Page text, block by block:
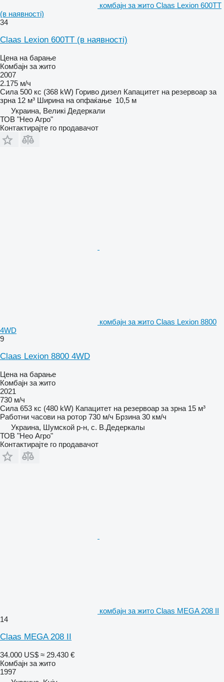
комбајн за жито Claas Lexion 600TT
(в наявності)
34
Claas Lexion 600TT (в наявності)
Цена на барање
Комбајн за жито
2007
2.175 м/ч
Сила 500 кс (368 kW) Гориво дизел Капацитет на резервоар за
зрна 12 м³ Ширина на опфаќање 10,5 м
Украина, Великі Дедеркали
ТОВ "Нео Агро"
Контактирајте го продавачот
комбајн за жито Claas Lexion 8800
4WD
9
Claas Lexion 8800 4WD
Цена на барање
Комбајн за жито
2021
730 м/ч
Сила 653 кс (480 kW) Капацитет на резервоар за зрна 15 м³
Работни часови на ротор 730 м/ч Брзина 30 км/ч
Украина, Шумской р-н, с. В.Дедеркалы
ТОВ "Нео Агро"
Контактирајте го продавачот
комбајн за жито Claas MEGA 208 II
14
Claas MEGA 208 II
34.000 US$ ≈ 29.430 €
Комбајн за жито
1997